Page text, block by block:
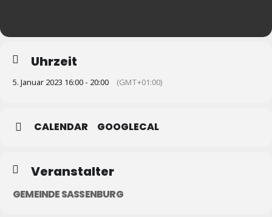
Uhrzeit
5. Januar 2023 16:00 - 20:00 (GMT+01:00)
CALENDAR GOOGLECAL
Veranstalter
GEMEINDE SASSENBURG